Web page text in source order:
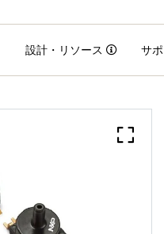
設計・リソース サ